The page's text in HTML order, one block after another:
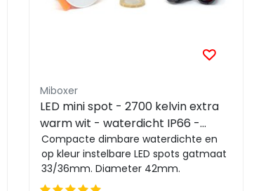
Miboxer
LED mini spot - 2700 kelvin extra
warm wit - waterdicht IP66 -
Miboxer SL1-12-2700K
Compacte dimbare waterdichte en
op kleur instelbare LED spots gatmaat
33/36mm. Diameter 42mm.
Eenvoudig te bedienen met ...